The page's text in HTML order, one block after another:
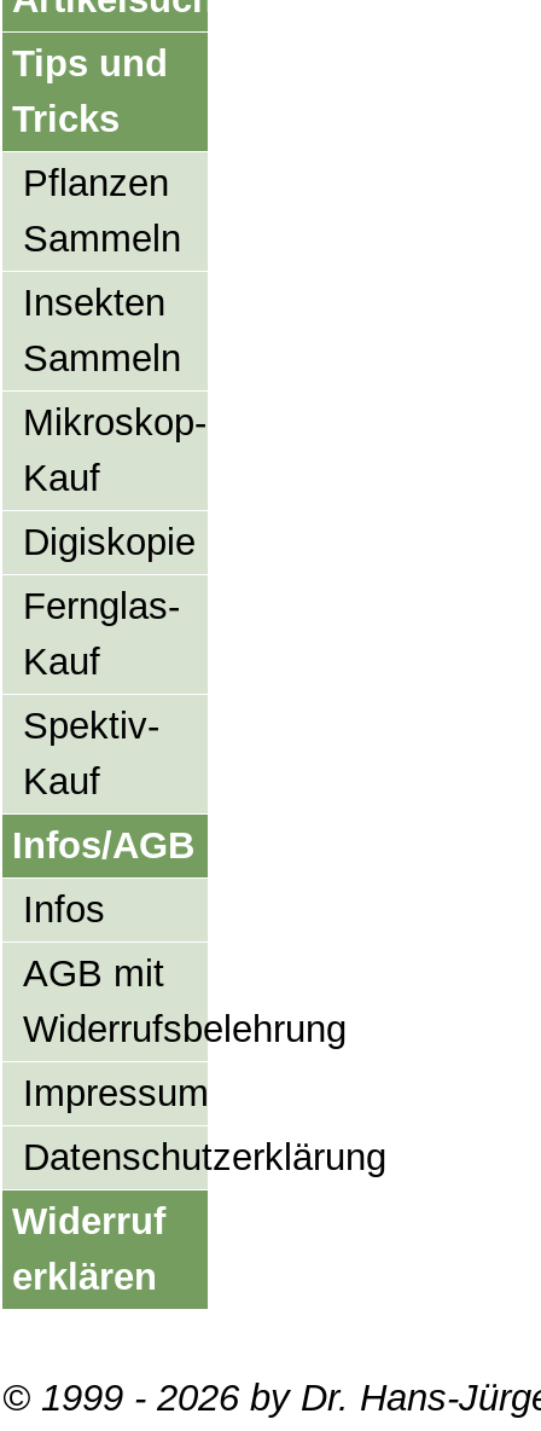
Tips und
Tricks
Pflanzen
Sammeln
Insekten
Sammeln
Mikroskop-
Kauf
Digiskopie
Fernglas-
Kauf
Spektiv-
Kauf
Infos/AGB
Infos
AGB mit
Widerrufsbelehrung
Impressum
Datenschutzerklärung
Widerruf
erklären
© 1999 - 2026 by Dr. Hans-